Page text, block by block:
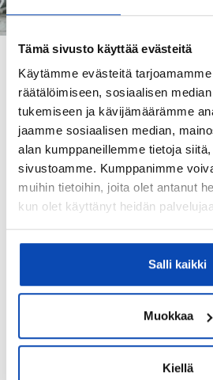
Tämä sivusto käyttää evästeitä
Käytämme evästeitä
räätälöimiseen, sosiaalisen
tukemiseen ja kävijämäärämme
jaamme sosiaalisen median,
alan kumppaneillemme tietoja
sivustoamme. Kumppanimme
muihin tietoihin, joita olet antanut
kun olet käyttänyt heidän
Salli kaikki
Muokkaa
Kiellä
TÄLLÄ
Välityksessä